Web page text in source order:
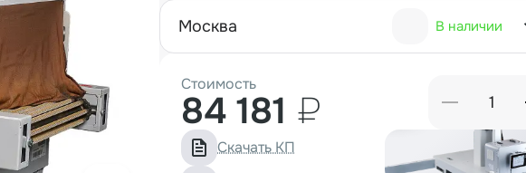
москва В наличии
Стоимость
84 181 ₽
Скачать КП